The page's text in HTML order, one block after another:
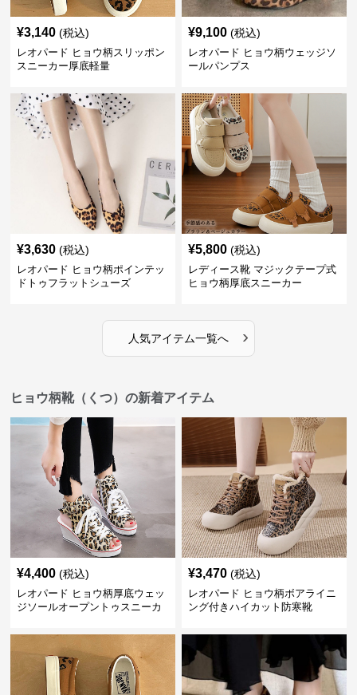
¥3,140 (税込)
レオパード ヒョウ柄スリッポン
スニーカー厚底軽量
¥9,100 (税込)
レオパード ヒョウ柄ウェッジソ
ールパンプス
¥3,630 (税込)
レオパード ヒョウ柄ポインテッ
ドトゥフラットシューズ
¥5,800 (税込)
レディース靴 マジックテープ式
ヒョウ柄厚底スニーカー
人気アイテム一覧へ ›
ヒョウ柄靴（くつ）の新着アイテム
¥4,400 (税込)
レオパード ヒョウ柄厚底ウェッ
ジソールオープントゥスニーカ
¥3,470 (税込)
レオパード ヒョウ柄ボアライニ
ング付きハイカット防寒靴